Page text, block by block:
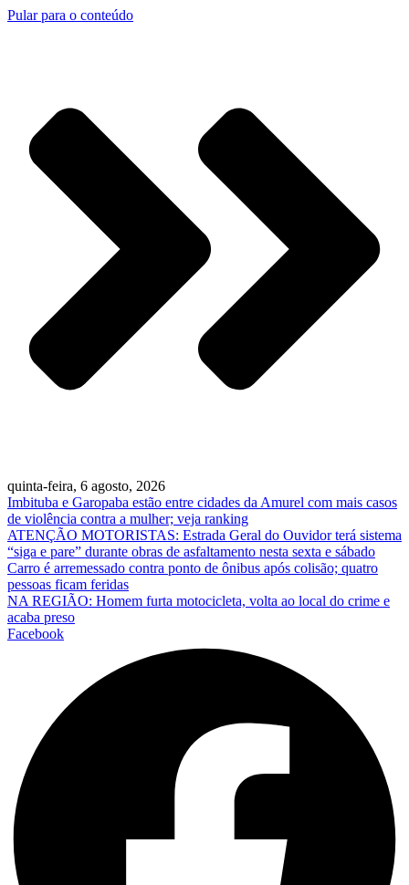
Pular para o conteúdo
quinta-feira, 6 agosto, 2026
Imbituba e Garopaba estão entre cidades da Amurel com mais casos
de violência contra a mulher; veja ranking
ATENÇÃO MOTORISTAS: Estrada Geral do Ouvidor terá sistema
“siga e pare” durante obras de asfaltamento nesta sexta e sábado
Carro é arremessado contra ponto de ônibus após colisão; quatro
pessoas ficam feridas
NA REGIÃO: Homem furta motocicleta, volta ao local do crime e
acaba preso
Facebook